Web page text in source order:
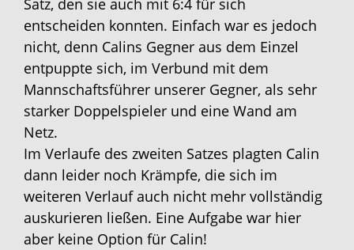
Satz, den sie auch mit 6:4 für sich
entscheiden konnten. Einfach war es jedoch
nicht, denn Calins Gegner aus dem Einzel
entpuppte sich, im Verbund mit dem
Mannschaftsführer unserer Gegner, als sehr
starker Doppelspieler und eine Wand am
Netz.
Im Verlaufe des zweiten Satzes plagten Calin
dann leider noch Krämpfe, die sich im
weiteren Verlauf auch nicht mehr vollständig
auskurieren ließen. Eine Aufgabe war hier
aber keine Option für Calin!